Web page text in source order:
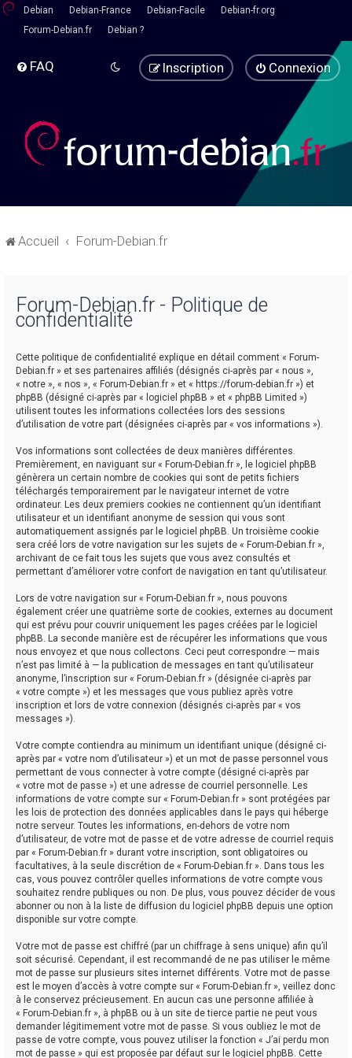
Debian Debian-France Debian-Facile
Debian-fr.org
Forum-Debian.fr
Debian ?
FAQ Connexion
Inscription
Accueil Forum-Debian.fr
Forum-Debian.fr - Politique de
confidentialité
Cette politique de confidentialité explique en détail comment « Forum-
Debian.fr » et ses partenaires affiliés (désignés ci-après par « nous »,
« notre », « nos », « Forum-Debian.fr » et « https://forum-debian.fr ») et
phpBB (désigné ci-après par « logiciel phpBB » et « phpBB Limited »)
utilisent toutes les informations collectées lors des sessions
d’utilisation de votre part (désignées ci-après par « vos informations »).
Vos informations sont collectées de deux manières différentes.
Premièrement, en naviguant sur « Forum-Debian.fr », le logiciel phpBB
génèrera un certain nombre de cookies qui sont de petits fichiers
téléchargés temporairement par le navigateur internet de votre
ordinateur. Les deux premiers cookies ne contiennent qu’un identifiant
utilisateur et un identifiant anonyme de session qui vous sont
automatiquement assignés par le logiciel phpBB. Un troisième cookie
sera créé lors de votre navigation sur les sujets de « Forum-Debian.fr »,
archivant de ce fait tous les sujets que vous avez consultés et
permettant d’améliorer votre confort de navigation en tant qu’utilisateur.
Lors de votre navigation sur « Forum-Debian.fr », nous pouvons
également créer une quatrième sorte de cookies, externes au document
qui est prévu pour couvrir uniquement les pages créées par le logiciel
phpBB. La seconde manière est de récupérer les informations que vous
nous envoyez et que nous collectons. Ceci peut correspondre — mais
n’est pas limité à — la publication de messages en tant qu’utilisateur
anonyme, l’inscription sur « Forum-Debian.fr » (désignée ci-après par
« votre compte ») et les messages que vous publiez après votre
inscription et lors de votre connexion (désignés ci-après par « vos
messages »).
Votre compte contiendra au minimum un identifiant unique (désigné ci-
après par « votre nom d’utilisateur ») et un mot de passe personnel vous
permettant de vous connecter à votre compte (désigné ci-après par
« votre mot de passe ») et une adresse de courriel personnelle. Les
informations de votre compte sur « Forum-Debian.fr » sont protégées par
les lois de protection des données applicables dans le pays qui héberge
notre serveur. Toutes les informations, en-dehors de votre nom
d’utilisateur, de votre mot de passe et de votre adresse de courriel requis
par « Forum-Debian.fr » durant votre inscription, sont obligatoires ou
facultatives, à la seule discrétion de « Forum-Debian.fr ». Dans tous les
cas, vous pouvez contrôler quelles informations de votre compte vous
souhaitez rendre publiques ou non. De plus, vous pouvez décider de vous
abonner ou non à la liste de diffusion du logiciel phpBB depuis une option
disponible sur votre compte.
Votre mot de passe est chiffré (par un chiffrage à sens unique) afin qu’il
soit sécurisé. Cependant, il est recommandé de ne pas utiliser le même
mot de passe sur plusieurs sites internet différents. Votre mot de passe
est le moyen d’accès à votre compte sur « Forum-Debian.fr », veillez donc
à le conservez précieusement. En aucun cas une personne affiliée à
« Forum-Debian.fr », à phpBB ou à un site de tierce partie ne peut vous
demander légitimement votre mot de passe. Si vous oubliez le mot de
passe de votre compte, vous pouvez utiliser la fonction « J’ai perdu mon
mot de passe » qui est proposée par défaut sur le logiciel phpBB. Cette